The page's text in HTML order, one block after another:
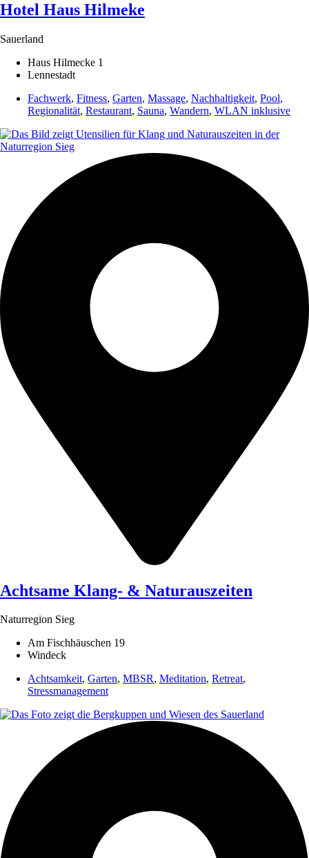
Hotel Haus Hilmeke
Sauerland
Haus Hilmecke 1
Lennestadt
Fachwerk, Fitness, Garten, Massage, Nachhaltigkeit, Pool,
Regionalität, Restaurant, Sauna, Wandern, WLAN inklusive
Achtsame Klang- & Naturauszeiten
Naturregion Sieg
Am Fischhäuschen 19
Windeck
Achtsamkeit, Garten, MBSR, Meditation, Retreat,
Stressmanagement